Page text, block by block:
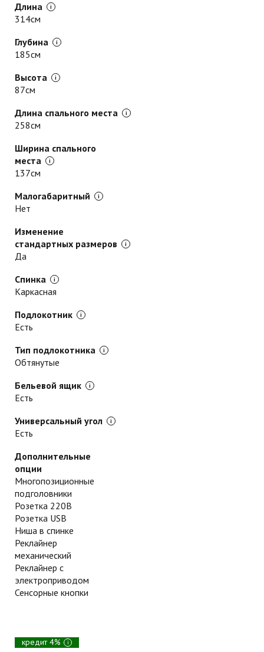
Длина
314см
Глубина
185см
Высота
87см
Длина спального места
258см
Ширина спального
места
137см
Малогабаритный
Нет
Изменение
стандартных размеров
Да
Спинка
Каркасная
Подлокотник
Есть
Тип подлокотника
Обтянутые
Бельевой ящик
Есть
Универсальный угол
Есть
Дополнительные
опции
Многопозиционные
подголовники
Розетка 220В
Розетка USB
Ниша в спинке
Реклайнер
механический
Реклайнер с
электроприводом
Сенсорные кнопки
кредит 4% i